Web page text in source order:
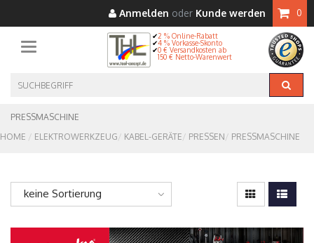
Anmelden oder Kunde werden 0
Toggle navigation
2 % Online-Rabatt
4 % Vorkasse-Skonto
0 € Versandkosten ab
150 € Netto-Warenwert
PRESSMASCHINE
HOME
ELEKTROWERKZEUG KABEL-GERÄTE PRESSEN PRESSMASCHINE
keine Sortierung